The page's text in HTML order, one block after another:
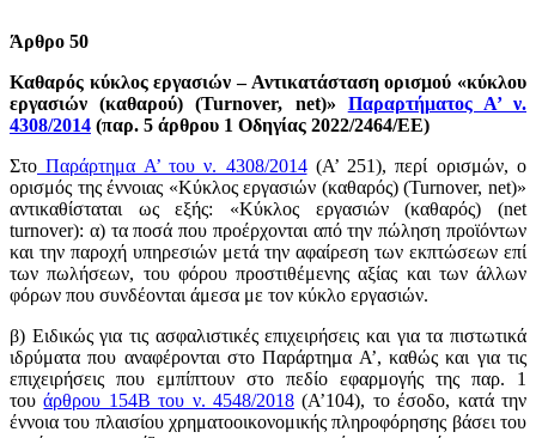
Άρθρο 50
Καθαρός κύκλος εργασιών – Αντικατάσταση ορισμού «κύκλου
εργασιών (καθαρού) (Turnover, net)» Παραρτήματος Α’ ν.
4308/2014 (παρ. 5 άρθρου 1 Οδηγίας 2022/2464/ΕΕ)
Στο Παράρτημα Α’ του ν. 4308/2014(Α’ 251), περί ορισμών, ο
ορισμός της έννοιας «Κύκλος εργασιών (καθαρός) (Turnover, net)»
αντικαθίσταται ως εξής: «Κύκλος εργασιών (καθαρός) (net
turnover): α) τα ποσά που προέρχονται από την πώληση προϊόντων
και την παροχή υπηρεσιών μετά την αφαίρεση των εκπτώσεων επί
των πωλήσεων, του φόρου προστιθέμενης αξίας και των άλλων
φόρων που συνδέονται άμεσα με τον κύκλο εργασιών.
β) Ειδικώς για τις ασφαλιστικές επιχειρήσεις και για τα πιστωτικά
ιδρύματα που αναφέρονται στο Παράρτημα Α’, καθώς και για τις
επιχειρήσεις που εμπίπτουν στο πεδίο εφαρμογής της παρ. 1
τουάρθρου 154Β του ν. 4548/2018 (Α’104), το έσοδο, κατά την
έννοια του πλαισίου χρηματοοικονομικής πληροφόρησης βάσει του